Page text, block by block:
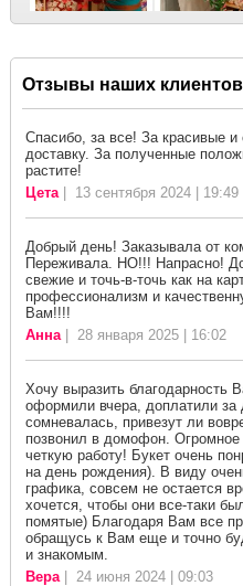
Отзывы наших клиентов
Спасибо, за все! За красивые
доставку. За полученные
растите!
Цета| 13 сентября 2024 | 19:49
Добрый день! Заказывала от
Переживала. НО!!! Напрасно!
свежие и точь-в-точь как на
профессионализм и
Вам!!!!
Анна| 28 января 2025 | 16:02
Хочу выразить благодарность
оформили вчера, доплатили за
сомневалась, привезут ли
позвонил в домофон.
четкую работу! Букет очень
на день рождения). В виду
графика, совсем не остается
хочется, чтобы они все-таки
помятые) Благодаря Вам все
обращусь к Вам еще и точно
и знакомым.
Вера| 24 июня 2024 | 09:03